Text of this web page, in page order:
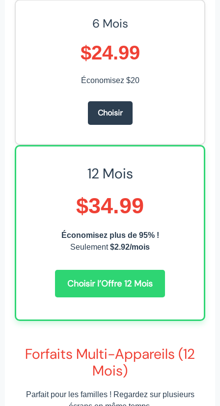
6 Mois
$24.99
Économisez $20
Choisir
12 Mois
$34.99
Économisez plus de 95% !
Seulement$2.92/mois
Choisir l’Offre 12 Mois
Forfaits Multi-Appareils (12
Mois)
Parfait pour les familles ! Regardez sur plusieurs